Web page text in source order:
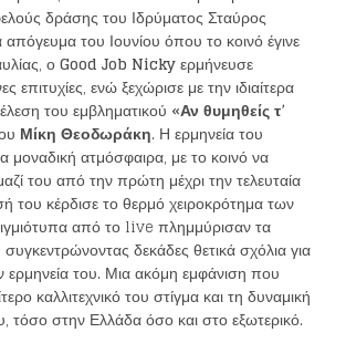
δράσης του Ιδρύματος Σταύρος
του Ιουνίου όπου το κοινό έγινε
οGood Job Nickyερμήνευσε
επιτυχίες, ενώ ξεχώρισε με την ιδιαίτερα
του εμβληματικού «Αν θυμηθείς τ’
Μίκη Θεοδωράκη. Η ερμηνεία του
μοναδική ατμόσφαιρα, με το κοινό να
του από την πρώτη μέχρι την τελευταία
του κέρδισε το θερμό χειροκρότημα των
από το live πλημμύρισαν τα
δεκάδες θετικά σχόλια για
ερμηνεία του. Μια ακόμη εμφάνιση που
καλλιτεχνικό του στίγμα και τη δυναμική
τόσο στην Ελλάδα όσο και στο εξωτερικό.